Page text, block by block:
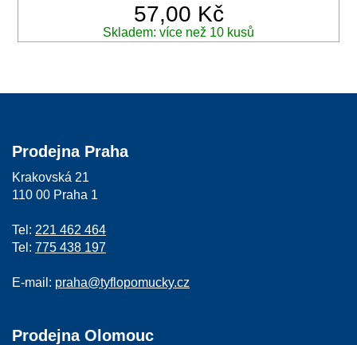
57,00 Kč
Skladem: více než 10 kusů
Prodejna Praha
Krakovská 21
110 00 Praha 1
Tel: 221 462 464
Tel: 775 438 197
E-mail: praha@tyflopomucky.cz
Prodejna Olomouc